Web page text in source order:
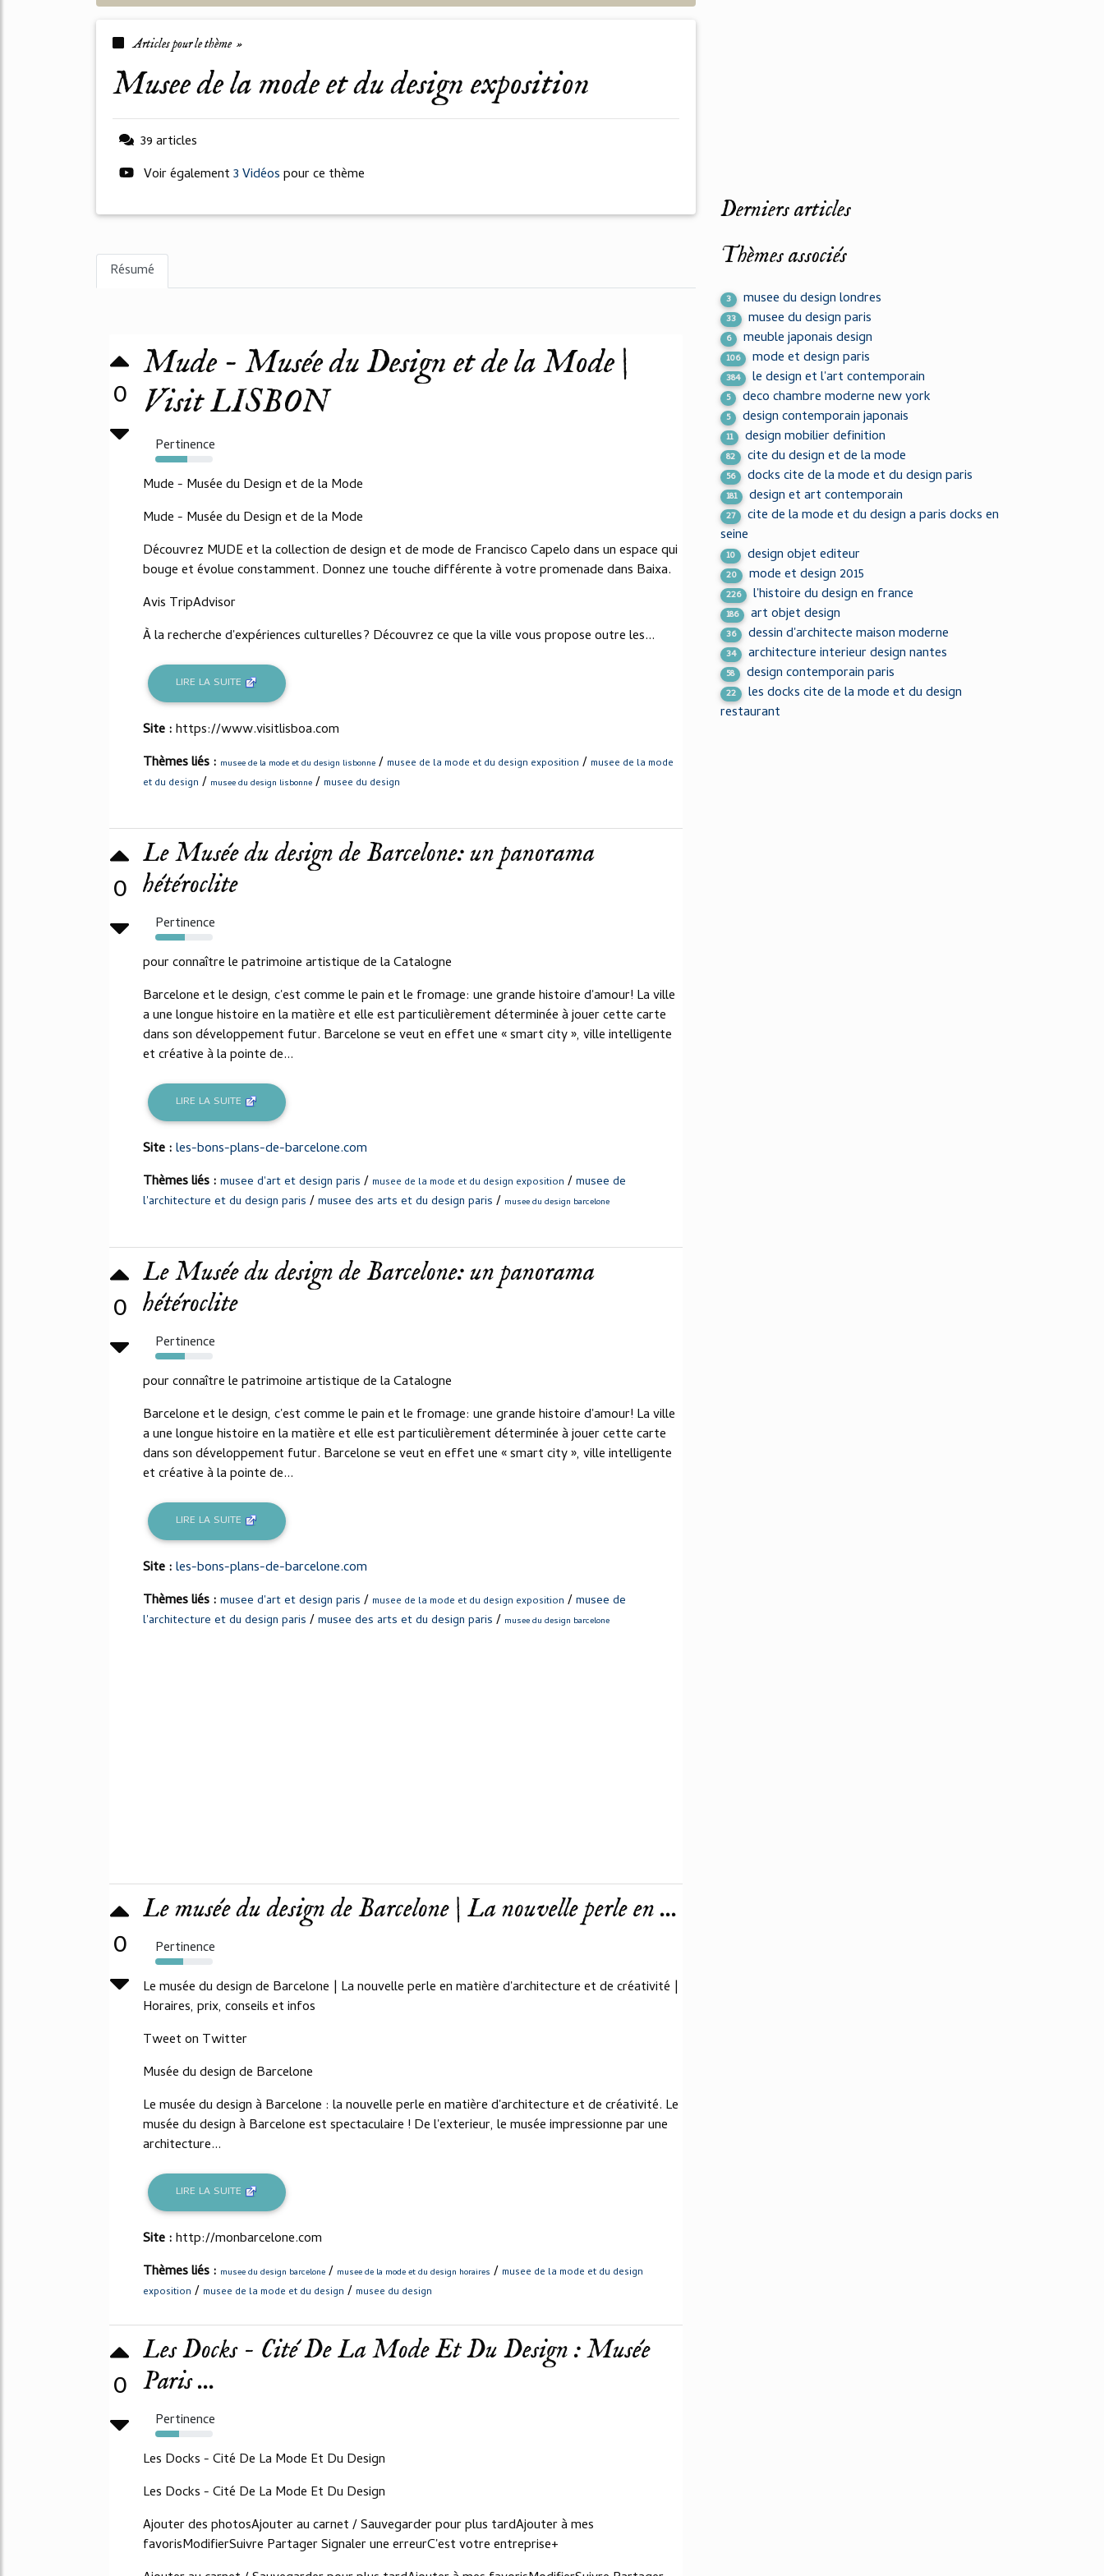
Articles pour le thème »
musee de la mode et du design exposition
39 articles
Voir également3 Vidéospour ce thème
Résumé
0
Mude - Musée du Design et de la Mode |
Visit LISBON
Pertinence
56%
Mude - Musée du Design et de la Mode
Mude - Musée du Design et de la Mode
Découvrez MUDE et la collection de design et de mode de Francisco Capelo dans un espace qui
bouge et évolue constamment. Donnez une touche différente à votre promenade dans Baixa.
Avis TripAdvisor
À la recherche d'expériences culturelles? Découvrez ce que la ville vous propose outre les...
LIRE LA SUITE
Site :https://www.visitlisboa.com
Thèmes liés : musee de la mode et du design lisbonne / musee de la mode et du design exposition / musee de la mode
et du design / musee du design lisbonne / musee du design
0
Le Musée du design de Barcelone: un panorama
hétéroclite
Pertinence
51%
pour connaître le patrimoine artistique de la Catalogne
Barcelone et le design, c'est comme le pain et le fromage: une grande histoire d'amour! La ville
a une longue histoire en la matière et elle est particulièrement déterminée à jouer cette carte
dans son développement futur. Barcelone se veut en effet une « smart city », ville intelligente
et créative à la pointe de...
LIRE LA SUITE
Site :les-bons-plans-de-barcelone.com
Thèmes liés : musee d'art et design paris / musee de la mode et du design exposition /musee de
l'architecture et du design paris /musee des arts et du design paris / musee du design barcelone
0
Le Musée du design de Barcelone: un panorama
hétéroclite
Pertinence
51%
pour connaître le patrimoine artistique de la Catalogne
Barcelone et le design, c'est comme le pain et le fromage: une grande histoire d'amour! La ville
a une longue histoire en la matière et elle est particulièrement déterminée à jouer cette carte
dans son développement futur. Barcelone se veut en effet une « smart city », ville intelligente
et créative à la pointe de...
LIRE LA SUITE
Site :les-bons-plans-de-barcelone.com
Thèmes liés : musee d'art et design paris / musee de la mode et du design exposition /musee de
l'architecture et du design paris /musee des arts et du design paris / musee du design barcelone
0
Le musée du design de Barcelone | La nouvelle perle en ...
Pertinence
49%
Le musée du design de Barcelone | La nouvelle perle en matière d'architecture et de créativité |
Horaires, prix, conseils et infos
Tweet on Twitter
Musée du design de Barcelone
Le musée du design à Barcelone : la nouvelle perle en matière d'architecture et de créativité. Le
musée du design à Barcelone est spectaculaire ! De l'exterieur, le musée impressionne par une
architecture...
LIRE LA SUITE
Site :http://monbarcelone.com
Thèmes liés : musee du design barcelone / musee de la mode et du design horaires / musee de la mode et du design
exposition / musee de la mode et du design / musee du design
0
Les Docks - Cité De La Mode Et Du Design : Musée
Paris ...
Pertinence
42%
Les Docks - Cité De La Mode Et Du Design
Les Docks - Cité De La Mode Et Du Design
Ajouter des photosAjouter au carnet / Sauvegarder pour plus tardAjouter à mes
favorisModifierSuivre Partager Signaler une erreurC'est votre entreprise+
Derniers articles
Thèmes associés
3 musee du design londres
33 musee du design paris
6 meuble japonais design
106 mode et design paris
384 le design et l'art contemporain
5 deco chambre moderne new york
5 design contemporain japonais
11 design mobilier definition
82 cite du design et de la mode
56 docks cite de la mode et du design paris
181 design et art contemporain
27
cite de la mode et du design a paris docks en
seine
10 design objet editeur
20 mode et design 2015
226 l'histoire du design en france
186 art objet design
36 dessin d'architecte maison moderne
34 architecture interieur design nantes
58 design contemporain paris
22
les docks cite de la mode et du design
restaurant